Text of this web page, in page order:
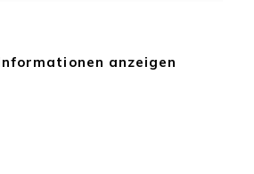
anzeigen